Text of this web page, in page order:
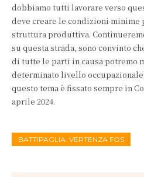
dobbiamo tutti lavorare verso
deve creare le condizioni
struttura produttiva.
su questa strada, sono convinto
di tutte le parti in causa potremo
determinato livello
questo tema è fissato sempre in
aprile 2024.
BATTIPAGLIA. VERTENZA FOS